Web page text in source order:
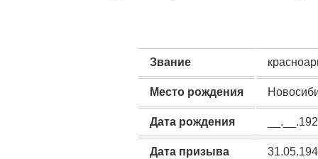
Звание
Место рождения
Дата рождения
Дата призыва